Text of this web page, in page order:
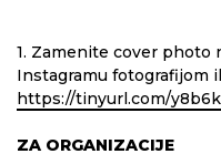
1. Zamenite cover photo
Instagramu fotografijom
https://tinyurl.com/
ZA ORGANIZACIJE